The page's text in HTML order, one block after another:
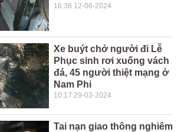
16:38 12-06-2024
Xe buýt chở người đi Lễ
Phục sinh rơi xuống vách
đá, 45 người thiệt mạng ở
Nam Phi
10:17 29-03-2024
Tai nạn giao thông nghiêm